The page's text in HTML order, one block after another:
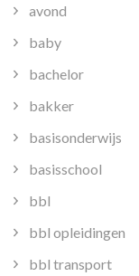
avond
baby
bachelor
bakker
basisonderwijs
basisschool
bbl
bbl opleidingen
bbl transport